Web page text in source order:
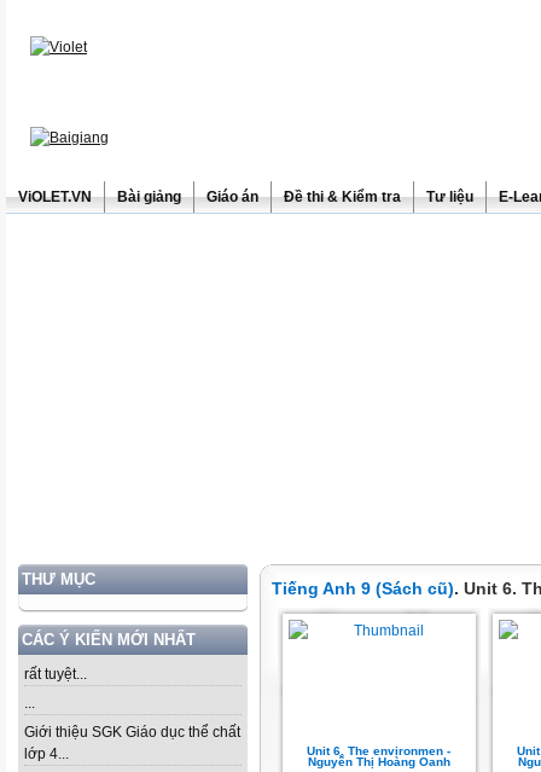
ViOLET.VN Bài giảng Giáo án Đề thi & Kiểm tra Tư liệu E-
THƯ MỤC
CÁC Ý KIẾN MỚI NHẤT
rất tuyệt...
...
Giới thiệu SGK Giáo dục thể chất
lớp 4...
Tiếng Anh 9 (Sách cũ). Unit 6.
Unit 6. The environmen -
Nguyễn Thị Hoàng Oanh